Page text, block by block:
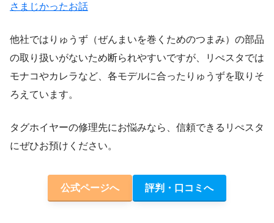
さまじかったお話
他社ではりゅうず（ぜんまいを巻くためのつまみ）の部品
の取り扱いがないため断られやすいですが、リぺスタでは
モナコやカレラなど、各モデルに合ったりゅうずを取りそ
ろえています。
タグホイヤーの修理先にお悩みなら、信頼できるリぺスタ
にぜひお預けください。
公式ページへ 評判・口コミへ